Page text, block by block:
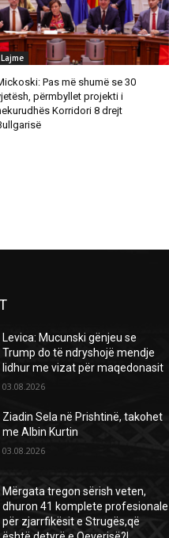
Lajme
Pas më shumë se 30
përmbyllet projekti i
Korridori 8 drejt
Levica: Mucunski gënjeu se
Trump do të ndryshojë mendje
lidhur me vizat për maqedonasit
03.08.2026
Ziadin Sela në Prishtinë, takohet
me Albin Kurtin
03.08.2026
Mërgata tregon sërish veten,
dhuron 41 komplete profesionale
për zjarrfikësit e Strugës,që